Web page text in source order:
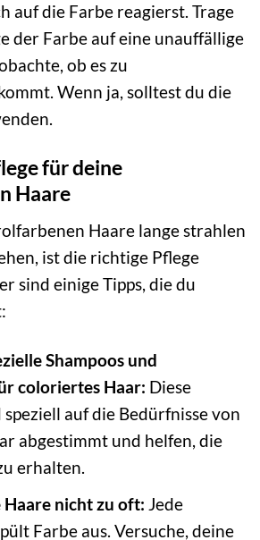
auf die Farbe reagierst. Trage
der Farbe auf eine unauffällige
ob es zu
Wenn ja, solltest du die
für deine
Haare
Haare lange strahlen
ist die richtige Pflege
sind einige Tipps, die du
Shampoos und
coloriertes Haar: Diese
auf die Bedürfnisse von
abgestimmt und helfen, die
erhalten.
Haare nicht zu oft: Jede
Farbe aus. Versuche, deine